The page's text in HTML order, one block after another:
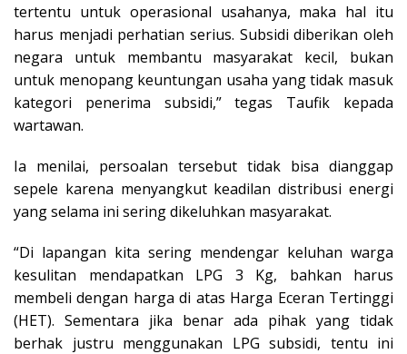
tertentu untuk operasional usahanya, maka hal itu
harus menjadi perhatian serius. Subsidi diberikan oleh
negara untuk membantu masyarakat kecil, bukan
untuk menopang keuntungan usaha yang tidak masuk
kategori penerima subsidi,” tegas Taufik kepada
wartawan.
Ia menilai, persoalan tersebut tidak bisa dianggap
sepele karena menyangkut keadilan distribusi energi
yang selama ini sering dikeluhkan masyarakat.
“Di lapangan kita sering mendengar keluhan warga
kesulitan mendapatkan LPG 3 Kg, bahkan harus
membeli dengan harga di atas Harga Eceran Tertinggi
(HET). Sementara jika benar ada pihak yang tidak
berhak justru menggunakan LPG subsidi, tentu ini